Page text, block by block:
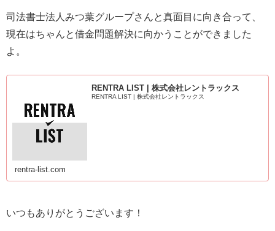
司法書士法人みつ葉グループさんと真面目に向き合って、
現在はちゃんと借金問題解決に向かうことができました
よ。
RENTRA LIST | 株式会社レントラックス
RENTRA LIST | 株式会社レントラックス
rentra-list.com
いつもありがとうございます！